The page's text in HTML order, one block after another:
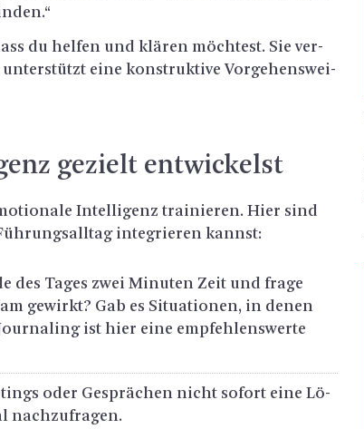
du hel­fen und klä­ren möch­test. Sie ver­
eine kon­struk­ti­ve Vor­ge­hens­wei­
ge­zielt ent­wi­ckelst
In­tel­li­genz trai­nie­ren. Hier sind
in­te­grie­ren kannst:
des Tages zwei Mi­nu­ten Zeit und frage
ge­wirkt? Gab es Si­tua­tio­nen, in denen
ist hier eine emp­feh­lens­wer­te
oder Ge­sprä­chen nicht so­fort eine Lö­
nach­zu­fra­gen.